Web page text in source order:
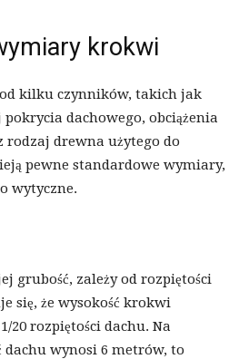
krokwi
kilku czynników, takich jak
dachowego, obciążenia
drewna użytego do
pewne standardowe wymiary,
wytyczne.
grubość, zależy od rozpiętości
się, że wysokość krokwi
20 rozpiętości dachu. Na
dachu wynosi 6 metrów, to